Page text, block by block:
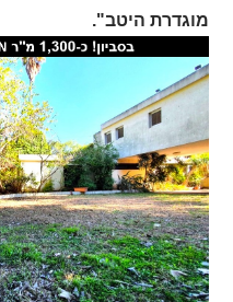
מוגדרת היטב".